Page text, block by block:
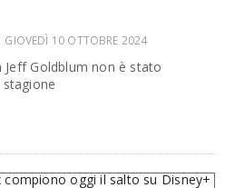
GIOVEDÌ 10 OTTOBRE 2024
Goldblum non è stato